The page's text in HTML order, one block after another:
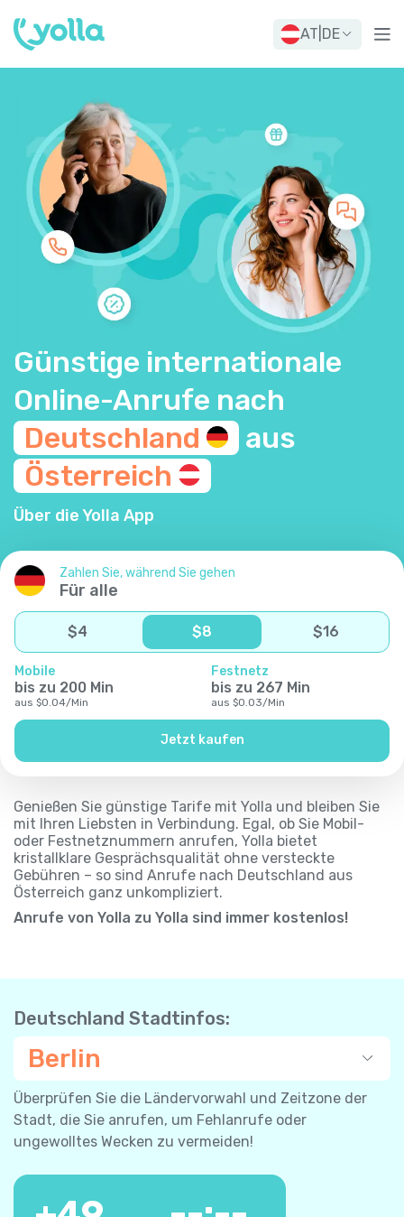
AT DE
Günstige internationale
Online-Anrufe nach
Deutschland
aus
Österreich
Über die Yolla App
Zahlen Sie, während Sie gehen
Für alle
$4 $8 $16
Mobile
bis zu 200 Min
aus $0.04/Min
Festnetz
bis zu 267 Min
aus $0.03/Min
Jetzt kaufen
Genießen Sie günstige Tarife mit Yolla und bleiben Sie
mit Ihren Liebsten in Verbindung. Egal, ob Sie Mobil-
oder Festnetznummern anrufen, Yolla bietet
kristallklare Gesprächsqualität ohne versteckte
Gebühren – so sind Anrufe nach Deutschland aus
Österreich ganz unkompliziert.
Anrufe von Yolla zu Yolla sind immer kostenlos!
Deutschland Stadtinfos:
Berlin
Überprüfen Sie die Ländervorwahl und Zeitzone der
Stadt, die Sie anrufen, um Fehlanrufe oder
ungewolltes Wecken zu vermeiden!